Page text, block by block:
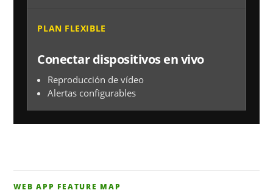
PLAN FLEXIBLE
Conectar dispositivos en vivo
Reproducción de vídeo
Alertas configurables
WEB APP FEATURE MAP